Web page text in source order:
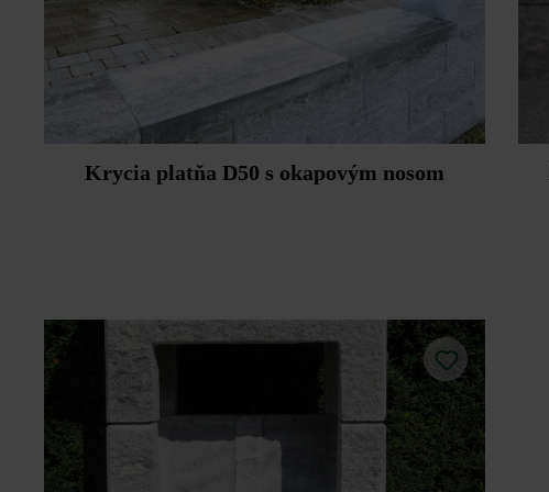
Krycia platňa D50 s okapovým nosom